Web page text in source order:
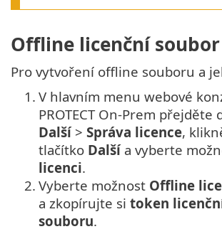
Offline licenční soubor
Pro vytvoření offline souboru a
1. V hlavním menu webové
PROTECT On-Prem přejděte
Další> Správa licence,
tlačítko Dalšía vyberte
licenci.
2. Vyberte možnost Offline
a zkopírujte si token
souboru.